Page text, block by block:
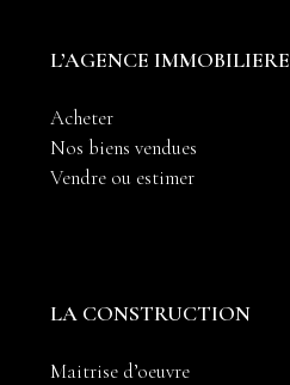
L’AGENCE IMMOBILIERE
Acheter
Nos biens vendues
Vendre ou estimer
LA CONSTRUCTION
Maitrise d’oeuvre